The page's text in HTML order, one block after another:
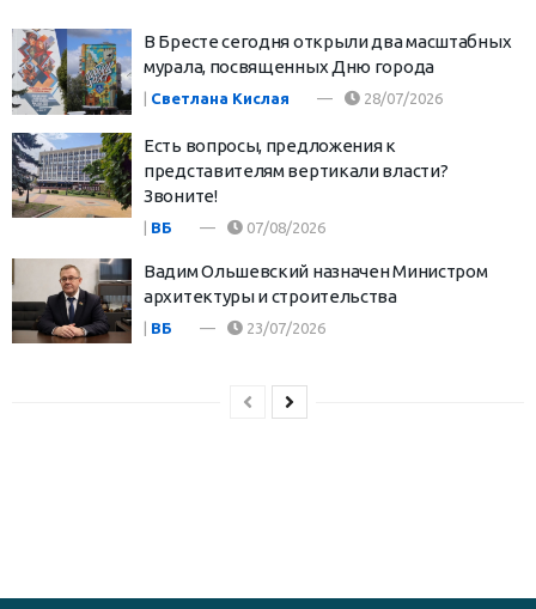
В Бресте сегодня открыли два масштабных
мурала, посвященных Дню города
Светлана Кислая 28/07/2026
Есть вопросы, предложения к
представителям вертикали власти?
Звоните!
| ВБ 07/08/2026
Вадим Ольшевский назначен Министром
архитектуры и строительства
| ВБ 23/07/2026